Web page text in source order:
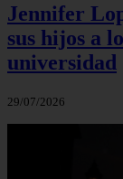
Jennifer
sus hijos a
universidad
29/07/2026